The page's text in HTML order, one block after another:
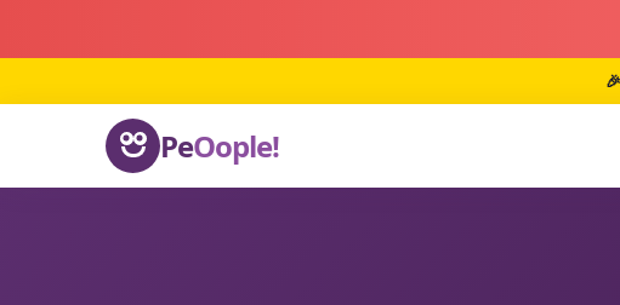
PeOople!